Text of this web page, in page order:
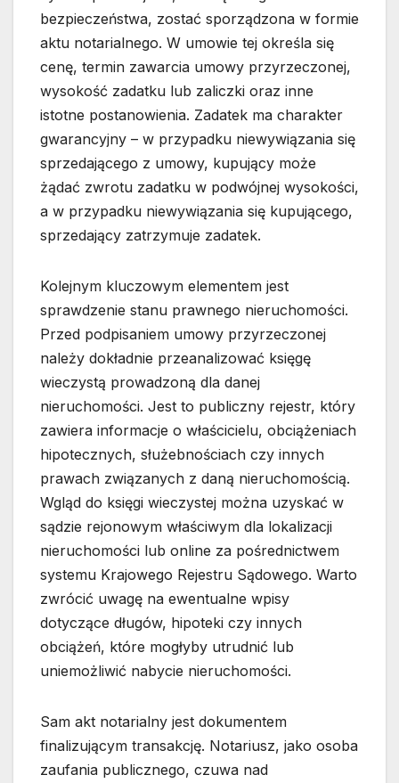
bezpieczeństwa, zostać sporządzona w formie
aktu notarialnego. W umowie tej określa się
cenę, termin zawarcia umowy przyrzeczonej,
wysokość zadatku lub zaliczki oraz inne
istotne postanowienia. Zadatek ma charakter
gwarancyjny – w przypadku niewywiązania się
sprzedającego z umowy, kupujący może
żądać zwrotu zadatku w podwójnej wysokości,
a w przypadku niewywiązania się kupującego,
sprzedający zatrzymuje zadatek.
Kolejnym kluczowym elementem jest
sprawdzenie stanu prawnego nieruchomości.
Przed podpisaniem umowy przyrzeczonej
należy dokładnie przeanalizować księgę
wieczystą prowadzoną dla danej
nieruchomości. Jest to publiczny rejestr, który
zawiera informacje o właścicielu, obciążeniach
hipotecznych, służebnościach czy innych
prawach związanych z daną nieruchomością.
Wgląd do księgi wieczystej można uzyskać w
sądzie rejonowym właściwym dla lokalizacji
nieruchomości lub online za pośrednictwem
systemu Krajowego Rejestru Sądowego. Warto
zwrócić uwagę na ewentualne wpisy
dotyczące długów, hipoteki czy innych
obciążeń, które mogłyby utrudnić lub
uniemożliwić nabycie nieruchomości.
Sam akt notarialny jest dokumentem
finalizującym transakcję. Notariusz, jako osoba
zaufania publicznego, czuwa nad